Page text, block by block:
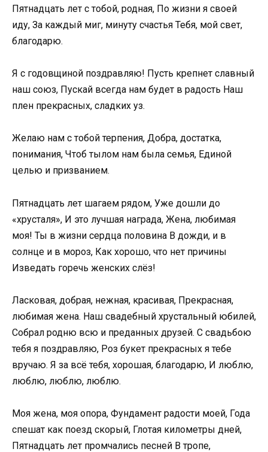
Пятнадцать лет с тобой, родная, По жизни я своей
иду, За каждый миг, минуту счастья Тебя, мой свет,
благодарю.
Я с годовщиной поздравляю! Пусть крепнет славный
наш союз, Пускай всегда нам будет в радость Наш
плен прекрасных, сладких уз.
Желаю нам с тобой терпения, Добра, достатка,
понимания, Чтоб тылом нам была семья, Единой
целью и призванием.
Пятнадцать лет шагаем рядом, Уже дошли до
«хрусталя», И это лучшая награда, Жена, любимая
моя! Ты в жизни сердца половина В дожди, и в
солнце и в мороз, Как хорошо, что нет причины
Изведать горечь женских слёз!
Ласковая, добрая, нежная, красивая, Прекрасная,
любимая жена. Наш свадебный хрустальный юбилей,
Собрал родню всю и преданных друзей. С свадьбою
тебя я поздравляю, Роз букет прекрасных я тебе
вручаю. Я за всё тебя, хорошая, благодарю, И люблю,
люблю, люблю, люблю.
Моя жена, моя опора, Фундамент радости моей, Года
спешат как поезд скорый, Глотая километры дней,
Пятнадцать лет промчались песней В тропе,